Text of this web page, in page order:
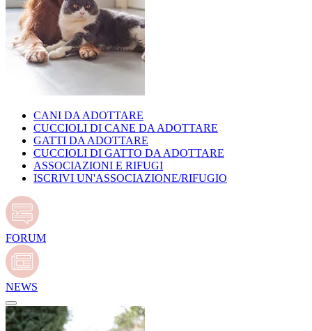
CANI DA ADOTTARE
CUCCIOLI DI CANE DA ADOTTARE
GATTI DA ADOTTARE
CUCCIOLI DI GATTO DA ADOTTARE
ASSOCIAZIONI E RIFUGI
ISCRIVI UN'ASSOCIAZIONE/RIFUGIO
FORUM
NEWS